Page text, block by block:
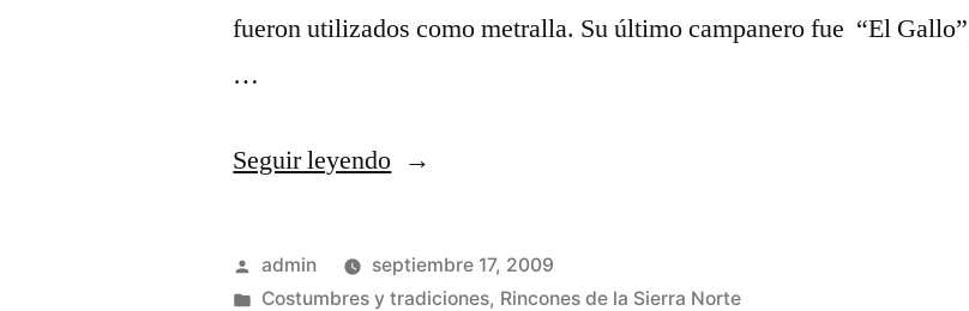
fueron utilizados como metralla. Su último campanero fue “El
…
Seguir leyendo«El
campanero»
Publicado
por
admin
septiembre 17, 2009
Publicado
Costumbres y tradiciones, Rincones de la Sierra Norte